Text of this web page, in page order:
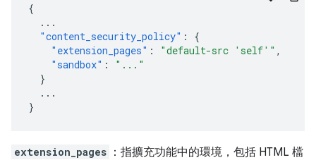
{
...
"content_security_policy" :
{
"extension_pages" : "default-src 'self'" ,
"sandbox" :
"..."
}
...
}
extension_pages ：指擴充功能中的環境，包括 HTML 檔